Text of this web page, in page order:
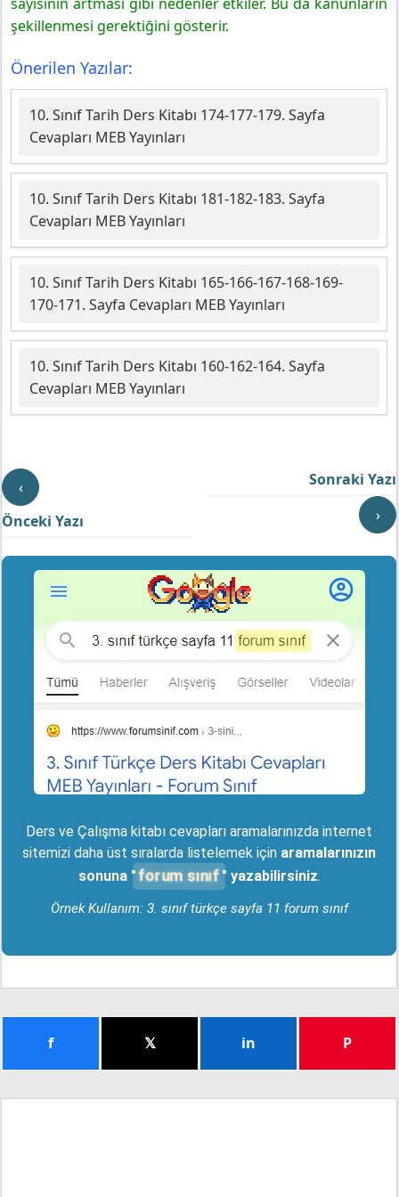
şekillenmesi gerektiğini gösterir.
Önerilen Yazılar:
10. Sınıf Tarih Ders Kitabı 174-177-179. Sayfa
Cevapları MEB Yayınları
10. Sınıf Tarih Ders Kitabı 181-182-183. Sayfa
Cevapları MEB Yayınları
10. Sınıf Tarih Ders Kitabı 165-166-167-168-169-
170-171. Sayfa Cevapları MEB Yayınları
10. Sınıf Tarih Ders Kitabı 160-162-164. Sayfa
Cevapları MEB Yayınları
‹
Önceki Yazı
Sonraki Yazı
›
Ders ve Çalışma kitabı cevapları aramalarınızda internet
sitemizi daha üst sıralarda listelemek için aramalarınızın
sonuna "forum sınıf " yazabilirsiniz.
Örnek Kullanım: 3. sınıf türkçe sayfa 11 forum sınıf
f 𝕏 in P